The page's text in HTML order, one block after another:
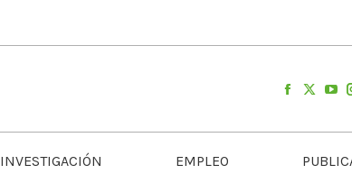
INVESTIGACIÓN EMPLEO